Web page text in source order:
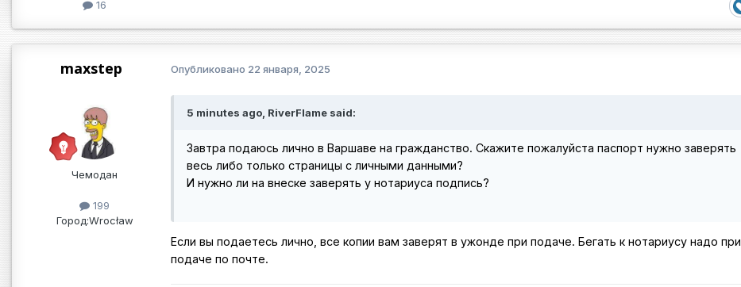
16
maxstep
Чемодан
199
Город:Wrocław
Опубликовано 22 января, 2025
5 minutes ago, RiverFlame said:
Завтра подаюсь лично в Варшаве на гражданство. Скажите пожалуйста паспорт нужно заверять
весь либо только страницы с личными данными?
И нужно ли на внеске заверять у нотариуса подпись?
Если вы подаетесь лично, все копии вам заверят в ужонде при подаче. Бегать к нотариусу надо при
подаче по почте.